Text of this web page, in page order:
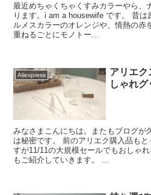
最近めちゃくちゃくすみカラーやら、
ります。i am a housewife です。 昔は
ルメスカラーのオレンジや、情熱の赤
重ねるごとにモノトー...
Aliexpress
アリエク
しゃれグ
みなさまこんにちは。またもブログが
は秘密です。 前のアリエク購入品も
すが11/11の大規模セールでもおしゃ
もご紹介していきます。 ...